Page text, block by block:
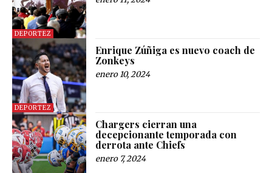
DEPORTEZ
DEPORTEZ
Enrique Zúñiga es nuevo coach de
Zonkeys
enero 10, 2024
Chargers cierran una
decepcionante temporada con
derrota ante Chiefs
enero 7, 2024